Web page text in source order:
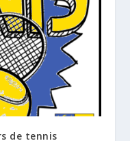
de tennis